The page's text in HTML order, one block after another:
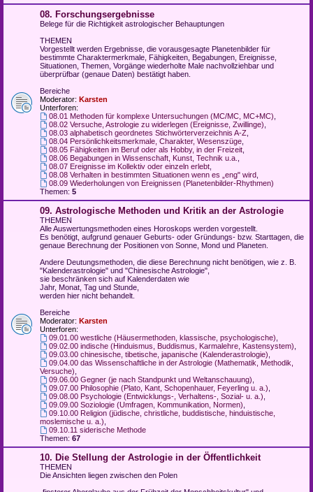
08. Forschungsergebnisse
Belege für die Richtigkeit astrologischer Behauptungen
THEMEN
Vorgestellt werden Ergebnisse, die vorausgesagte Planetenbilder für
bestimmte Charaktermerkmale, Fähigkeiten, Begabungen, Ereignisse,
Situationen, Themen, Vorgänge wiederholte Male nachvollziehbar und
überprüfbar (genaue Daten) bestätigt haben.
Bereiche
Moderator: Karsten
Unterforen:
08.01 Methoden für komplexe Untersuchungen (MC/MC, MC+MC)
08.02 Versuche, Astrologie zu widerlegen (Ereignisse, Zwillinge)
08.03 alphabetisch geordnetes Stichwörterverzeichnis A-Z,
08.04 Persönlichkeitsmerkmale, Charakter, Wesenszüge,
08.05 Fähigkeiten im Beruf oder als Hobby, in der Freizeit,
08.06 Begabungen in Wissenschaft, Kunst, Technik u.a.
08.07 Ereignisse im Kollektiv oder einzeln erlebt,
08.08 Verhalten in bestimmten Situationen wenn es „eng" wird,
08.09 Wiederholungen von Ereignissen (Planetenbilder-Rhythmen)
Themen: 5
09. Astrologische Methoden und Kritik an der Astrologie
THEMEN
Alle Auswertungsmethoden eines Horoskops werden vorgestellt.
Es benötigt, aufgrund genauer Geburts- oder Gründungs- bzw. Starttagen, die
genaue Berechnung der Positionen von Sonne, Mond und Planeten.
Andere Deutungsmethoden, die diese Berechnung nicht benötigen, wie z. B.
"Kalenderastrologie" und "Chinesische Astrologie",
sie beschränken sich auf Kalenderdaten wie
Jahr, Monat, Tag und Stunde,
werden hier nicht behandelt.
Bereiche
Moderator: Karsten
Unterforen:
09.01.00 westliche (Häusermethoden, klassische, psychologische)
09.02.00 indische (Hinduismus, Buddismus, Karmalehre, Kastensystem)
09.03.00 chinesische, tibetische, japanische (Kalenderastrologie)
09.04.00 das Wissenschaftliche in der Astrologie (Mathematik, Methodik,
Versuche)
09.06.00 Gegner (je nach Standpunkt und Weltanschauung)
09.07.00 Philosophie (Plato, Kant, Schopenhauer, Feyerling u. a.)
09.08.00 Psychologie (Entwicklungs-, Verhaltens-, Sozial- u. a.)
09.09.00 Soziologie (Umfragen, Kommunikation, Normen)
09.10.00 Religion (jüdische, christliche, buddistische, hinduistische,
moslemische u. a.)
09.10.11 siderische Methode
Themen: 67
10. Die Stellung der Astrologie in der Öffentlichkeit
THEMEN
Die Ansichten liegen zwischen den Polen